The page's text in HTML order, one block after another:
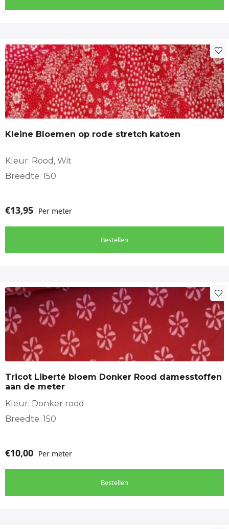
12.00 uur besteld? Dan wordt je bestelling
Kleine Bloemen op rode stretch katoen
Kleur: Rood, Wit
Breedte: 150
€13,95 Per meter
Bestellen
Tricot Liberté bloem Donker Rood damesstoffen
aan de meter
Kleur: Donker rood
Breedte: 150
€10,00 Per meter
Bestellen